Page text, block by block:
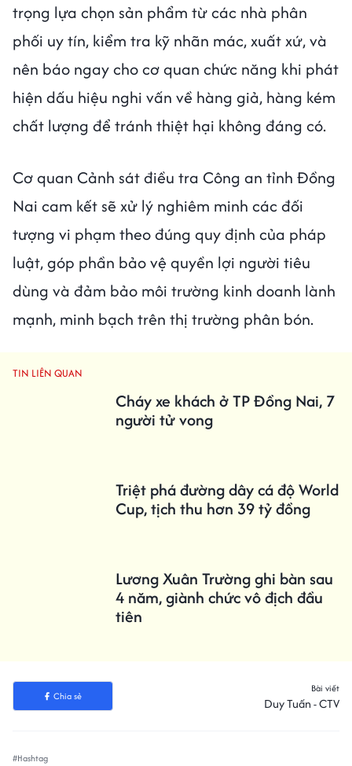
trọng lựa chọn sản phẩm từ các nhà phân
phối uy tín, kiểm tra kỹ nhãn mác, xuất xứ, và
nên báo ngay cho cơ quan chức năng khi phát
hiện dấu hiệu nghi vấn về hàng giả, hàng kém
chất lượng để tránh thiệt hại không đáng có.
Cơ quan Cảnh sát điều tra Công an tỉnh Đồng
Nai cam kết sẽ xử lý nghiêm minh các đối
tượng vi phạm theo đúng quy định của pháp
luật, góp phần bảo vệ quyền lợi người tiêu
dùng và đảm bảo môi trường kinh doanh lành
mạnh, minh bạch trên thị trường phân bón.
TIN LIÊN QUAN
Cháy xe khách ở TP Đồng Nai, 7
người tử vong
Triệt phá đường dây cá độ World
Cup, tịch thu hơn 39 tỷ đồng
Lương Xuân Trường ghi bàn sau
4 năm, giành chức vô địch đầu
tiên
Chia sẻ
Bài viết
Duy Tuấn - CTV
#Hashtag